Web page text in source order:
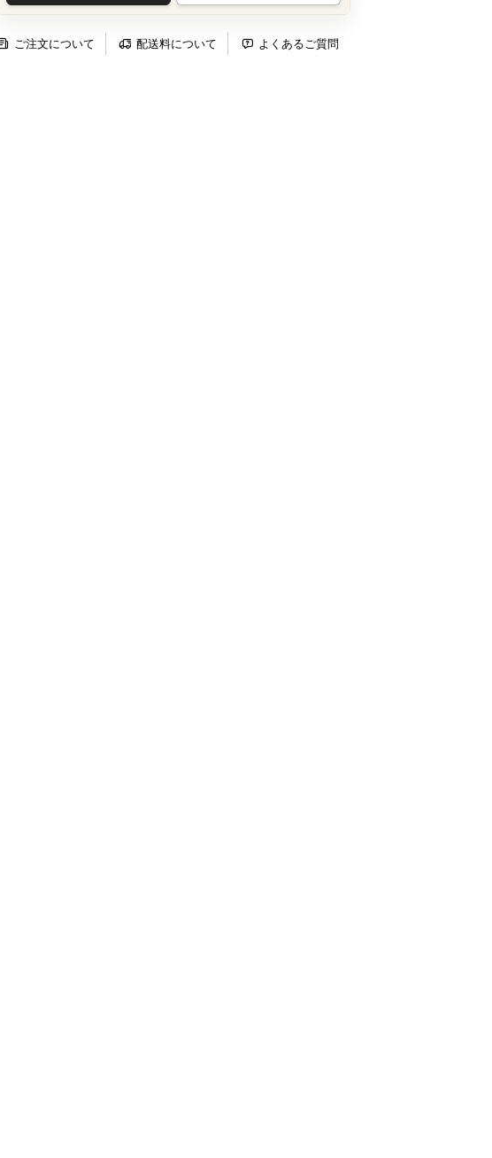
ご注文について 配送料について よくあるご質問